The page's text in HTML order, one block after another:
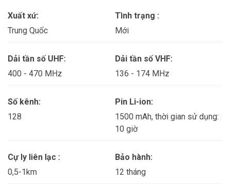
Xuất xứ:
Trung Quốc
Tình trạng :
Mới
Dải tần số UHF:
400 - 470 MHz
Dải tần số VHF:
136 - 174 MHz
Số kênh:
128
Pin Li-ion:
1500 mAh, thời gian sử dụng:
10 giờ
Cự ly liên lạc :
0,5-1km
Bảo hành:
12 tháng